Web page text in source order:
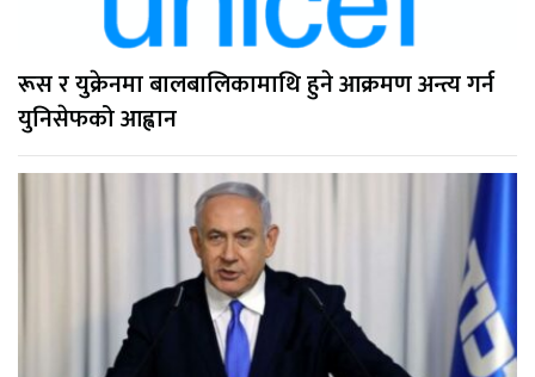
रूस र युक्रेनमा बालबालिकामाथि हुने आक्रमण अन्त्य गर्न
युनिसेफको आह्वान